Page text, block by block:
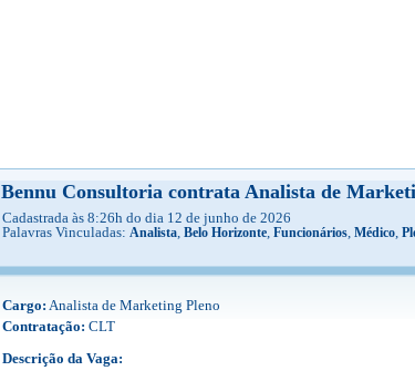
Bennu Consultoria contrata Analista de
Cadastrada às 8:26h do dia 12 de junho de 2026
Palavras Vinculadas: Analista, Belo Horizonte, Funcionários, Médico,
Cargo: Analista de Marketing Pleno
Contratação: CLT
Descrição da Vaga: